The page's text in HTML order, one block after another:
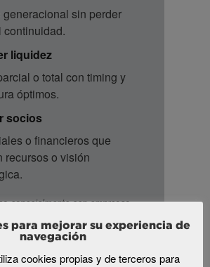
generacional sin perder
continuidad.
liquidez
o total con timing y
óptimos.
socios
o financieros que
recursos o visión
especialmente con empresas
tecnología, salud,
y negocios con potencial de
(facturación entre 5 y 100 M€).
para mejorar su experiencia de
navegación
cookies propias y de terceros para